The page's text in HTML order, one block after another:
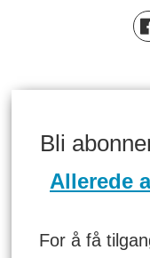
Bli
Allerede
For å få